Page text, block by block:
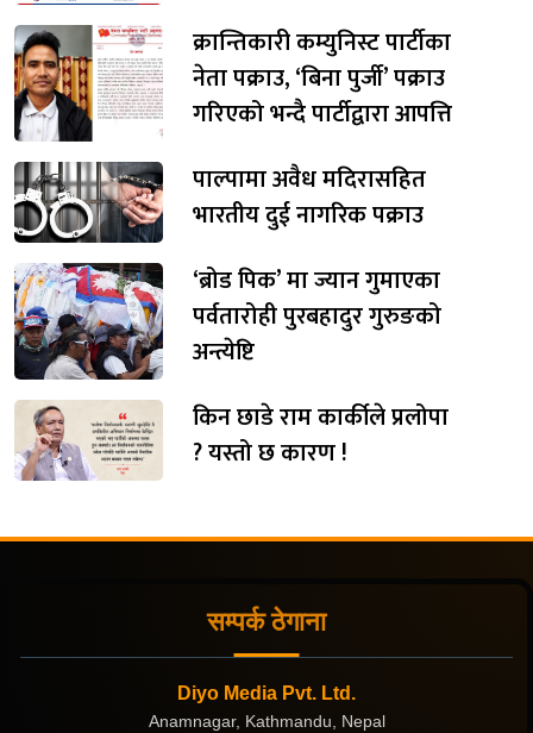
क्रान्तिकारी कम्युनिस्ट पार्टीका
नेता पक्राउ, ‘बिना पुर्जी’ पक्राउ
गरिएको भन्दै पार्टीद्वारा आपत्ति
पाल्पामा अवैध मदिरासहित
भारतीय दुई नागरिक पक्राउ
‘ब्रोड पिक’ मा ज्यान गुमाएका
पर्वतारोही पुरबहादुर गुरुङको
अन्त्येष्टि
किन छाडे राम कार्कीले प्रलोपा
? यस्तो छ कारण !
सम्पर्क ठेगाना
Diyo Media Pvt. Ltd.
Anamnagar, Kathmandu, Nepal